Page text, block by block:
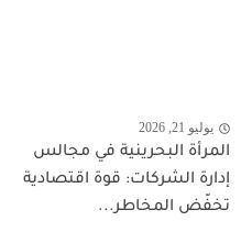
يوليو 21, 2026
المرأة البحرينية في مجالس
إدارة الشركات: قوة اقتصادية
تخفّض المخاطر...